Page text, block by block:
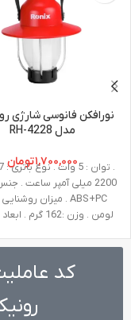
نورافکن فانوسی شارژی
مدل RH-4228
۱,۷۰۰,۰۰۰تومان
2200 میلی آمپر ساعت .
اصالت و سلامت فیزیکی
سازنده : چین . اقلام همراه
کد